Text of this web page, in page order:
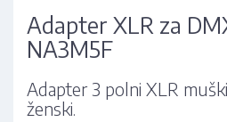
Adapter XLR za
NA3M5F
Adapter 3 polni XLR
ženski.